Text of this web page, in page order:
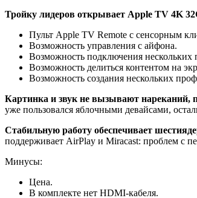
Тройку лидеров открывает Apple TV 4K
Пульт Apple TV Remote с сенсорным
Возможность управления с айфона.
Возможность подключения нескольких
Возможность делиться контентом на
Возможность создания нескольких
Картинка и звук не вызывают нареканий,
уже пользовался яблочными девайсами,
Стабильную работу обеспечивает
поддерживает AirPlay и Miracast: проблем с
Минусы:
Цена.
В комплекте нет HDMI-кабеля.